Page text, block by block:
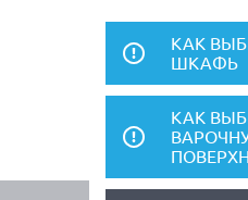
КАК
ШКАФЬ
КАК